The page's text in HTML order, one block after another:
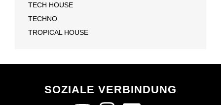
TECH HOUSE
TECHNO
TROPICAL HOUSE
SOZIALE VERBINDUNG